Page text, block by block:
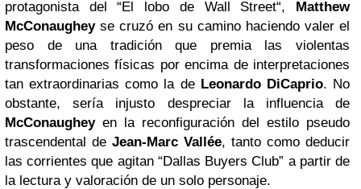
protagonista del “El lobo de Wall Street“, Matthew
McConaugheyse cruzó en su camino haciendo valer el
peso de una tradición que premia las violentas
transformaciones físicas por encima de interpretaciones
tan extraordinarias como la de Leonardo DiCaprio. No
obstante, sería injusto despreciar la influencia de
McConaugheyen la reconfiguración del estilo pseudo
trascendental de Jean-Marc Vallée, tanto como deducir
las corrientes que agitan “Dallas Buyers Club” a partir de
la lectura y valoración de un solo personaje.